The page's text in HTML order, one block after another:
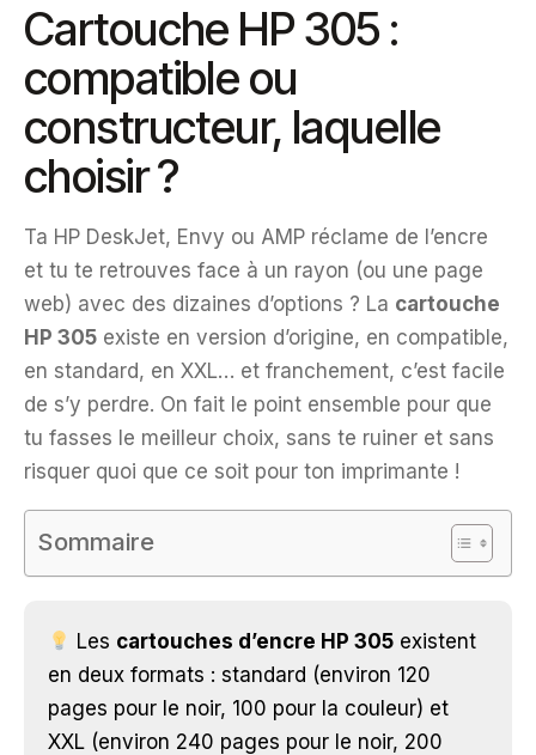
Cartouche HP 305 :
compatible ou
constructeur, laquelle
choisir ?
Ta HP DeskJet, Envy ou AMP réclame de l’encre
et tu te retrouves face à un rayon (ou une page
web) avec des dizaines d’options ? La cartouche
HP 305 existe en version d’origine, en compatible,
en standard, en XXL… et franchement, c’est facile
de s’y perdre. On fait le point ensemble pour que
tu fasses le meilleur choix, sans te ruiner et sans
risquer quoi que ce soit pour ton imprimante !
Sommaire
Les cartouches d’encre HP 305 existent
en deux formats : standard (environ 120
pages pour le noir, 100 pour la couleur) et
XXL (environ 240 pages pour le noir, 200